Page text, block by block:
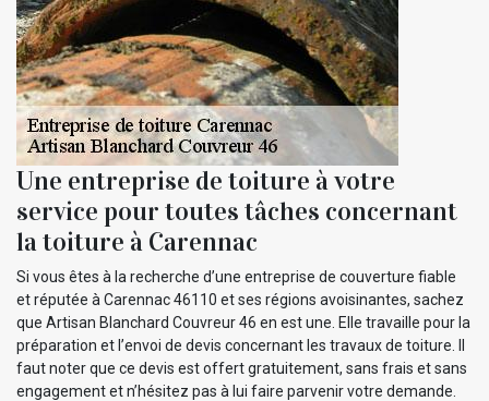
Une entreprise de toiture à votre
service pour toutes tâches concernant
la toiture à Carennac
Si vous êtes à la recherche d’une entreprise de couverture fiable
et réputée à Carennac 46110 et ses régions avoisinantes, sachez
que Artisan Blanchard Couvreur 46 en est une. Elle travaille pour la
préparation et l’envoi de devis concernant les travaux de toiture. Il
faut noter que ce devis est offert gratuitement, sans frais et sans
engagement et n’hésitez pas à lui faire parvenir votre demande.